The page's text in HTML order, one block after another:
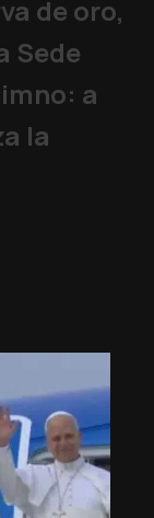
de oro,
Sede
a
la